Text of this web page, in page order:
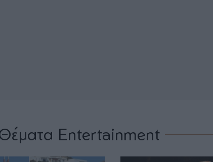
Entertainment